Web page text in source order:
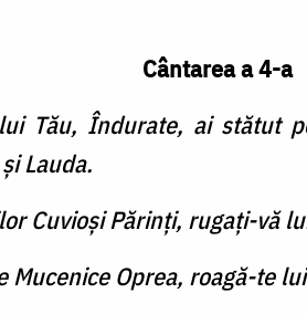
Cântarea a 4-a
Tău, Îndurate, ai stătut
Lauda.
Cuvioşi Părinţi, rugaţi-vă
Mucenice Oprea, roagă-te